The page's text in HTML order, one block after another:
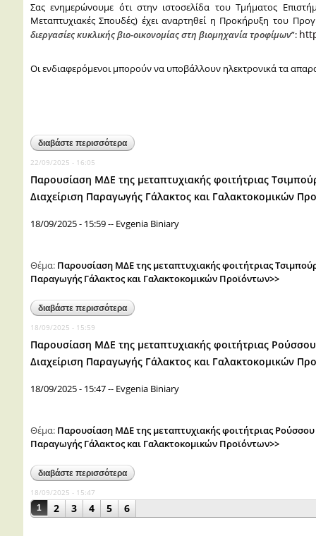
Σας ενημερώνουμε ότι στην ιστοσελίδα του Τμήματος
Μεταπτυχιακές Σπουδές) έχει αναρτηθεί η Προκήρυξη του
διεργασίες κυκλικής βιο-οικονομίας στη βιομηχανία τροφίμων”:
Οι ενδιαφερόμενοι μπορούν να υποβάλλουν ηλεκτρονικά τα
διαβάστε περισσότεραγια προκηρυξη π.μ.ς. ολοκληρωμένες
22/09/2025 - 16:05
Παρουσίαση ΜΔΕ της μεταπτυχιακής φοιτήτριας
Διαχείριση Παραγωγής Γάλακτος και Γαλακτοκομικών
18/09/2025 - 15:59-- Evgenia Biniary
Θέμα: Παρουσίαση ΜΔΕ της μεταπτυχιακής φοιτήτριας
Παραγωγής Γάλακτος και Γαλακτοκομικών Προϊόντων>>
διαβάστε περισσότεραγια παρουσίαση μδε της μεταπτυχιακής
18/09/2025 - 15:59
Παρουσίαση ΜΔΕ της μεταπτυχιακής φοιτήτριας
Διαχείριση Παραγωγής Γάλακτος και Γαλακτοκομικών
18/09/2025 - 15:47-- Evgenia Biniary
Θέμα: Παρουσίαση ΜΔΕ της μεταπτυχιακής φοιτήτριας
Παραγωγής Γάλακτος και Γαλακτοκομικών Προϊόντων>>
διαβάστε περισσότεραγια παρουσίαση μδε της μεταπτυχιακής
18/09/2025 - 15:47
Σελίδες
1 2 3 4 5 6